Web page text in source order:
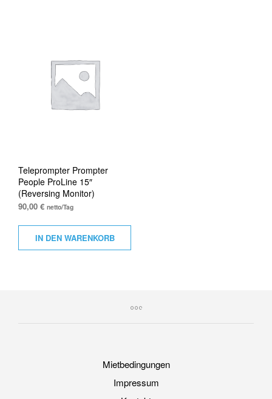
Teleprompter Prompter
People ProLine 15″
(Reversing Monitor)
90,00 € netto/Tag
IN DEN WARENKORB
Mietbedingungen
Impressum